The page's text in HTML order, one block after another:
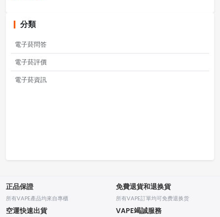
分類
電子菸問答
電子菸評價
電子菸資訊
正品保證
所有VAPE產品均來自專櫃
免費退貨和退换貨
所有VAPE訂單均可免费退换货
空運快速出貨 VAPE竭誠服務